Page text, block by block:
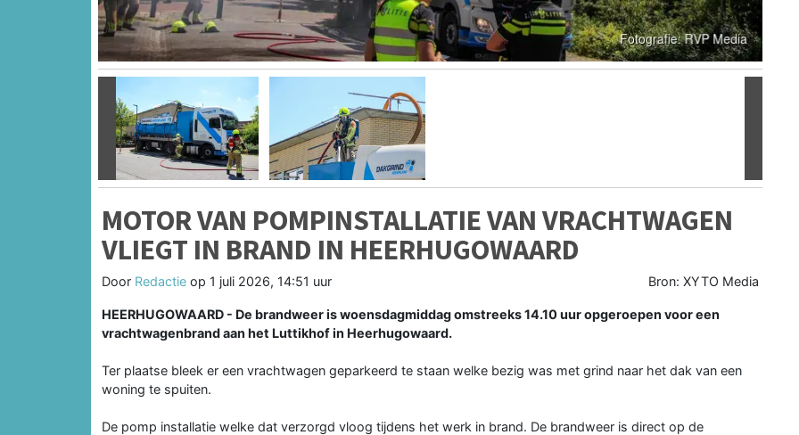
Vorige
MOTOR VAN POMPINSTALLATIE VAN VRACHTWAGEN
VLIEGT IN BRAND IN HEERHUGOWAARD
Door Redactie op 1 juli 2026, 14:51 uur Bron: XYTO Media
HEERHUGOWAARD - De brandweer is woensdagmiddag omstreeks 14.10 uur opgeroepen voor een
vrachtwagenbrand aan het Luttikhof in Heerhugowaard.
Ter plaatse bleek er een vrachtwagen geparkeerd te staan welke bezig was met grind naar het dak van een
woning te spuiten.
De pomp installatie welke dat verzorgd vloog tijdens het werk in brand. De brandweer is direct op de